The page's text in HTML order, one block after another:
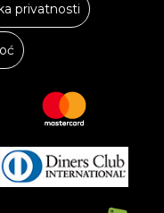
privatnosti